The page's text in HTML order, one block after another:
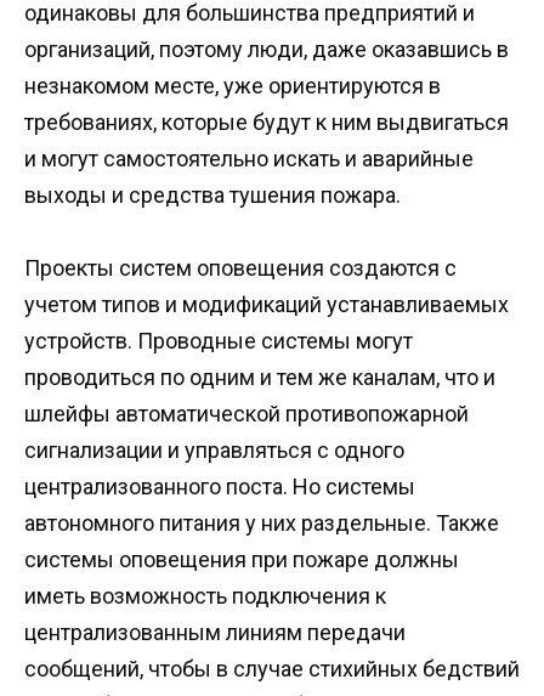
одинаковы для большинства предприятий и
организаций, поэтому люди, даже оказавшись в
незнакомом месте, уже ориентируются в
требованиях, которые будут к ним выдвигаться
и могут самостоятельно искать и аварийные
выходы и средства тушения пожара.
Проекты систем оповещения создаются с
учетом типов и модификаций устанавливаемых
устройств. Проводные системы могут
проводиться по одним и тем же каналам, что и
шлейфы автоматической противопожарной
сигнализации и управляться с одного
централизованного поста. Но системы
автономного питания у них раздельные. Также
системы оповещения при пожаре должны
иметь возможность подключения к
централизованным линиям передачи
сообщений, чтобы в случае стихийных бедствий